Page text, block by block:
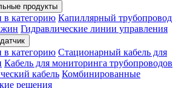
продукты
в категорию Капиллярный трубопровод
Гидравлические линии управления
в категорию Стационарный кабель для
Кабель для мониторинга трубопроводов
кабель Комбинированные
решения